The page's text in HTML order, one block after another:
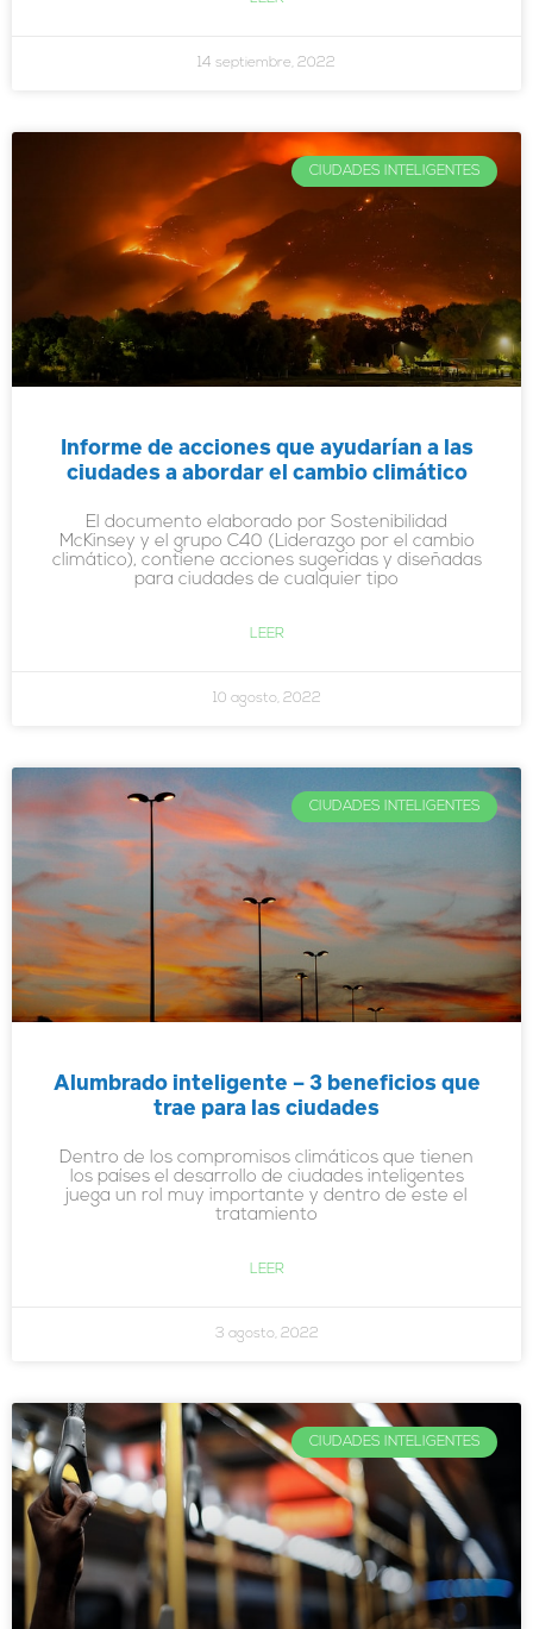
14 septiembre, 2022
CIUDADES INTELIGENTES
Informe de acciones que ayudarían a las
ciudades a abordar el cambio climático
El documento elaborado por Sostenibilidad
McKinsey y el grupo C40 (Liderazgo por el cambio
climático), contiene acciones sugeridas y diseñadas
para ciudades de cualquier tipo
LEER
10 agosto, 2022
CIUDADES INTELIGENTES
Alumbrado inteligente – 3 beneficios que
trae para las ciudades
Dentro de los compromisos climáticos que tienen
los países el desarrollo de ciudades inteligentes
juega un rol muy importante y dentro de este el
tratamiento
LEER
3 agosto, 2022
CIUDADES INTELIGENTES